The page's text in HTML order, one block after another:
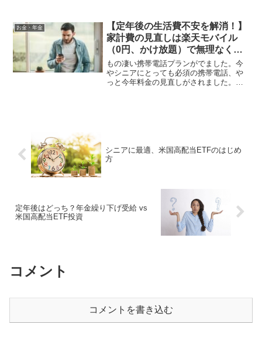
うにその知恵が生かせるのかを検討して
みたいと思います。
お金・年金
【定年後の生活費不安を解消！】
家計費の見直しは楽天モバイル
（0円、かけ放題）で無理なくで
きる！
もの凄い携帯電話プランがでました。今
やシニアにとっても必須の携帯電話、や
っと今年料金の見直しがされました。で
シニアに最適、米国高配当ETFのはじめ
方
定年後はどっち？年金繰り下げ受給 vs
米国高配当ETF投資
コメント
コメントを書き込む